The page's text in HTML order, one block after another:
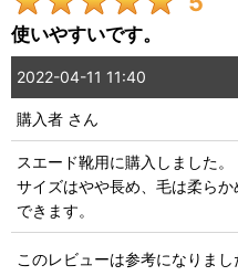
使いやすいです。
2022-04-11 11:40
購入者 さん
スエード靴用に購入しました。
サイズはやや長め、毛は柔ら
できます。
このレビューは参考になりまし